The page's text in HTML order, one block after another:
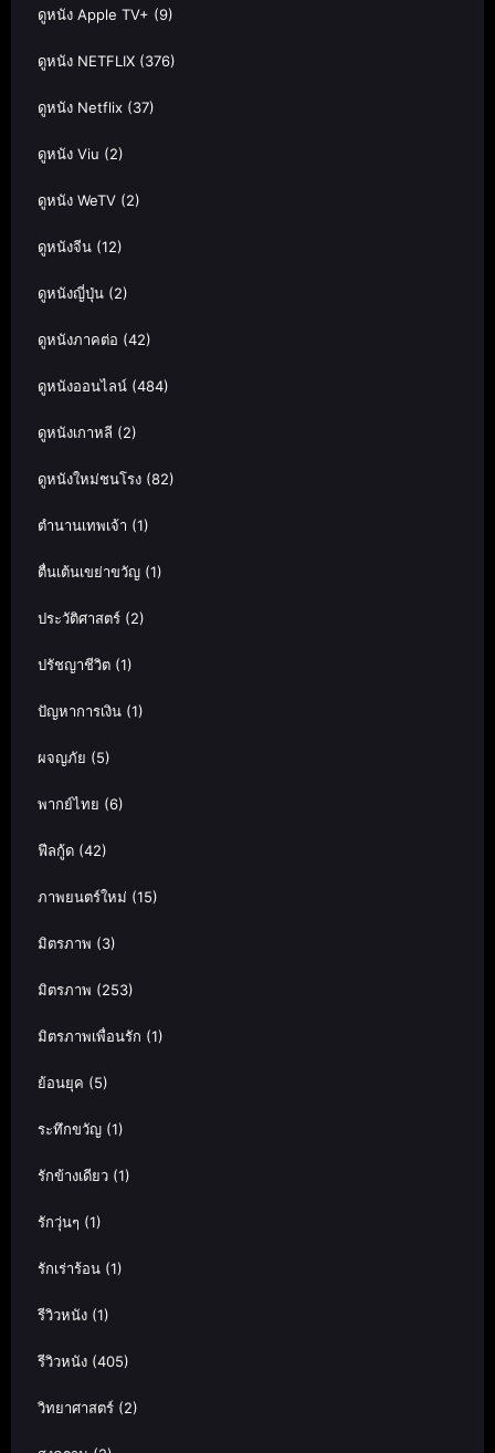
ดูหนัง Apple TV+ (9)
ดูหนัง NETFLIX (376)
ดูหนัง Netflix (37)
ดูหนัง Viu (2)
ดูหนัง WeTV (2)
ดูหนังจีน (12)
ดูหนังญี่ปุ่น (2)
ดูหนังภาคต่อ (42)
ดูหนังออนไลน์ (484)
ดูหนังเกาหลี (2)
ดูหนังใหม่ชนโรง (82)
ตำนานเทพเจ้า (1)
ตื่นเต้นเขย่าขวัญ (1)
ประวัติศาสตร์ (2)
ปรัชญาชีวิต (1)
ปัญหาการเงิน (1)
ผจญภัย (5)
พากย์ไทย (6)
ฟีลกู้ด (42)
ภาพยนตร์ใหม่ (15)
มิตรภาพ (3)
มิตรภาพ (253)
มิตรภาพเพื่อนรัก (1)
ย้อนยุค (5)
ระทึกขวัญ (1)
รักข้างเดียว (1)
รักวุ่นๆ (1)
รักเร่าร้อน (1)
รีวิวหนัง (1)
รีวิวหนัง (405)
วิทยาศาสตร์ (2)